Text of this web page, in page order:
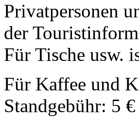
Privatpersonen
der
Für Tische usw.
Für Kaffee und
Standgebühr: 5 €